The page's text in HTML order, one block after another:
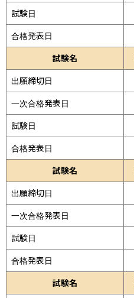
試験日
合格発表日
試験名
出願締切日
一次合格発表日
試験日
合格発表日
試験名
出願締切日
一次合格発表日
試験日
合格発表日
試験名